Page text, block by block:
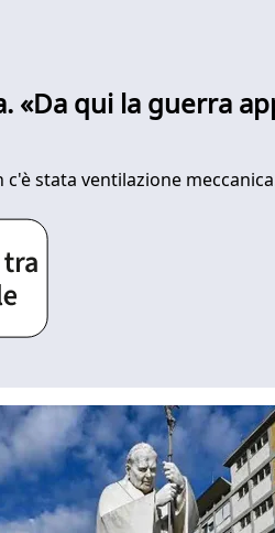
«Da qui la guerra
stata ventilazione